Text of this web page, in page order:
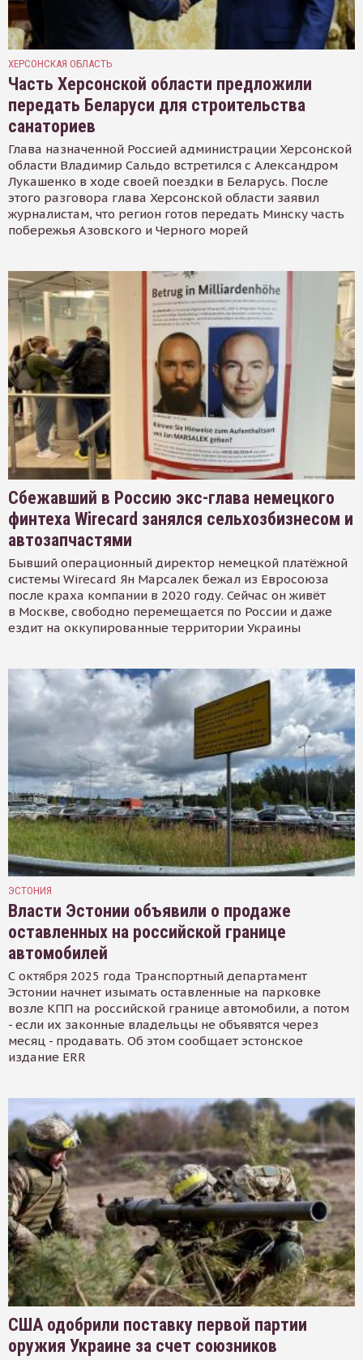
ХЕРСОНСКАЯ ОБЛАСТЬ
Часть Херсонской области предложили
передать Беларуси для строительства
санаториев
Глава назначенной Россией администрации Херсонской
области Владимир Сальдо встретился с Александром
Лукашенко в ходе своей поездки в Беларусь. После
этого разговора глава Херсонской области заявил
журналистам, что регион готов передать Минску часть
побережья Азовского и Черного морей
Сбежавший в Россию экс-глава немецкого
финтеха Wirecard занялся сельхозбизнесом и
автозапчастями
Бывший операционный директор немецкой платёжной
системы Wirecard Ян Марсалек бежал из Евросоюза
после краха компании в 2020 году. Сейчас он живёт
в Москве, свободно перемещается по России и даже
ездит на оккупированные территории Украины
ЭСТОНИЯ
Власти Эстонии объявили о продаже
оставленных на российской границе
автомобилей
С октября 2025 года Транспортный департамент
Эстонии начнет изымать оставленные на парковке
возле КПП на российской границе автомобили, а потом
- если их законные владельцы не объявятся через
месяц - продавать. Об этом сообщает эстонское
издание ERR
США одобрили поставку первой партии
оружия Украине за счет союзников